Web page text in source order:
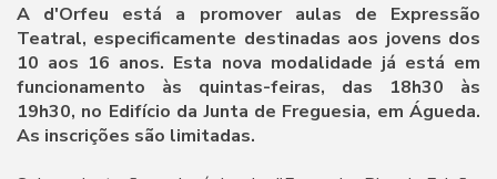
A d'Orfeu está a promover aulas de Expressão
Teatral, especificamente destinadas aos jovens dos
10 aos 16 anos. Esta nova modalidade já está em
funcionamento às quintas-feiras, das 18h30 às
19h30, no Edifício da Junta de Freguesia, em Águeda.
As inscrições são limitadas.